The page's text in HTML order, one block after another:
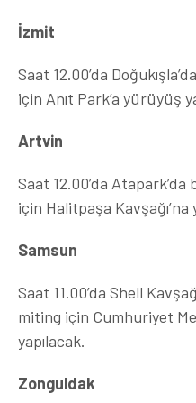
İzmit
Saat 12.00’da
için Anıt Park’a yürüyüş
Artvin
Saat 12.00’da
için Halitpaşa
Samsun
Saat 11.00’da Shell
miting için Cumhuriyet
yapılacak.
Zonguldak